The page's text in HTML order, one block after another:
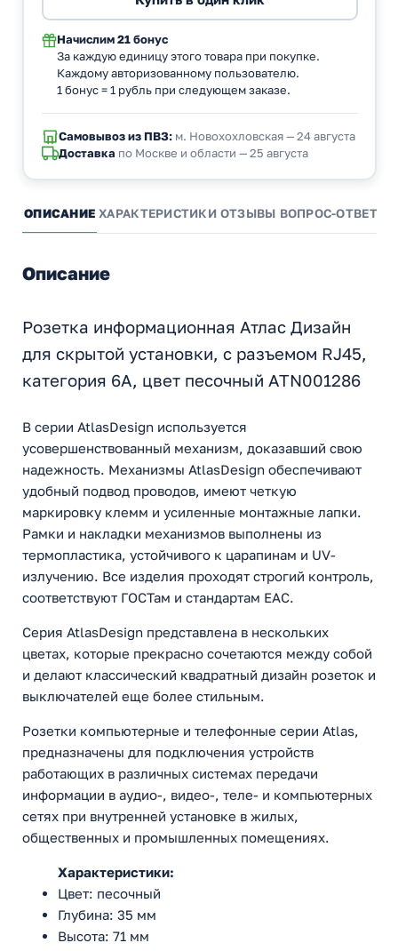
Начислим 21 бонус
За каждую единицу этого товара при покупке.
Каждому авторизованному пользователю.
1 бонус = 1 рубль при следующем заказе.
Самовывоз из ПВЗ:м. Новохохловская — 24 августа
Доставка по Москве и области — 25 августа
ОПИСАНИЕ ХАРАКТЕРИСТИКИ ОТЗЫВЫ ВОПРОС-ОТВЕТ
Описание
Розетка информационная Атлас Дизайн
для скрытой установки, с разъемом RJ45,
категория 6A, цвет песочный ATN001286
В серии AtlasDesign используется
усовершенствованный механизм, доказавший свою
надежность. Механизмы AtlasDesign обеспечивают
удобный подвод проводов, имеют четкую
маркировку клемм и усиленные монтажные лапки.
Рамки и накладки механизмов выполнены из
термопластика, устойчивого к царапинам и UV-
излучению. Все изделия проходят строгий контроль,
соответствуют ГОСТам и стандартам ЕАС.
Серия AtlasDesign представлена в нескольких
цветах, которые прекрасно сочетаются между собой
и делают классический квадратный дизайн розеток и
выключателей еще более стильным.
Розетки компьютерные и телефонные серии Atlas,
предназначены для подключения устройств
работающих в различных системах передачи
информации в аудио-, видео-, теле- и компьютерных
сетях при внутренней установке в жилых,
общественных и промышленных помещениях.
Характеристики:
Цвет: песочный
Глубина: 35 мм
Высота: 71 мм